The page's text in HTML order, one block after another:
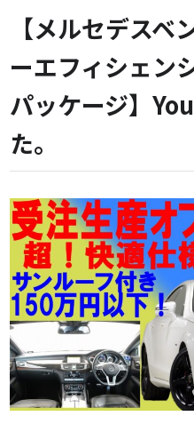
【メルセデスベ
ーエフィシェン
パッケージ】
た。